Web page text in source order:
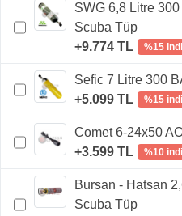
SWG 6,8 Litre
Scuba Tüp
+9.774 TL
%15
Sefic 7 Litre 300
+5.099 TL
%15
Comet 6-24x50
+3.599 TL
%10
Bursan - Hatsan
Scuba Tüp